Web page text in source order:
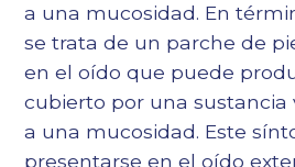
a una mucosidad. En
se trata de un parche de
en el oído que puede
cubierto por una sustancia
a una mucosidad. Este
presentarse en el oído